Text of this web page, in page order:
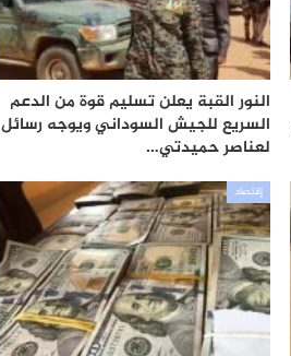
النور القبة يعلن تسليم قوة من الدعم
السريع للجيش السوداني ويوجه رسائل
لعناصر حميدتي…
إقتصاد